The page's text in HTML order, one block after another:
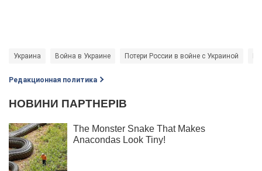
Украина Война в Украине Потери России в войне с Украиной
Редакционная политика